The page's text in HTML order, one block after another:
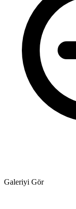
Galeriyi Gör